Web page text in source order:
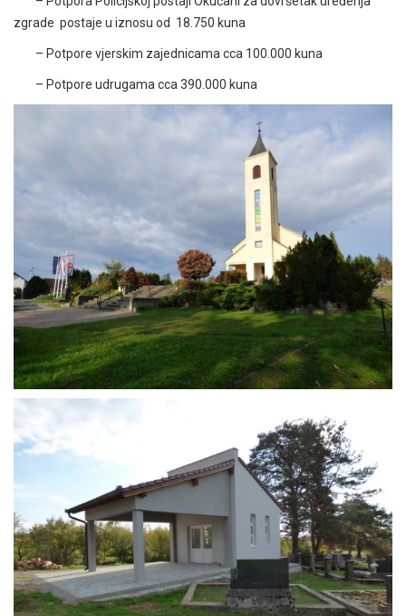
zgrade postaje u iznosu od 18.750 kuna
– Potpore vjerskim zajednicama cca 100.000 kuna
– Potpore udrugama cca 390.000 kuna